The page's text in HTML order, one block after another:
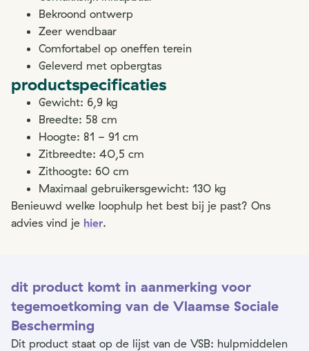
Bekroond ontwerp
Zeer wendbaar
Comfortabel op oneffen terein
Geleverd met opbergtas
productspecificaties
Gewicht: 6,9 kg
Breedte: 58 cm
Hoogte: 81 - 91 cm
Zitbreedte: 40,5 cm
Zithoogte: 60 cm
Maximaal gebruikersgewicht: 130 kg
Benieuwd welke loophulp het best bij je past? Ons
advies vind je hier.
dit product komt in aanmerking voor
tegemoetkoming van de Vlaamse Sociale
Bescherming
Dit product staat op de lijst van de VSB: hulpmiddelen